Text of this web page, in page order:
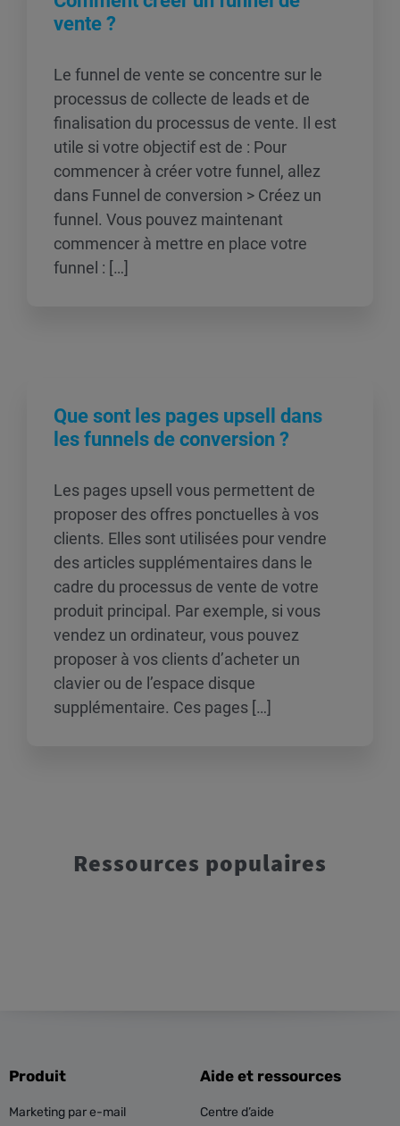
vente ?
Le funnel de vente se concentre sur le
processus de collecte de leads et de
finalisation du processus de vente. Il est
utile si votre objectif est de : Pour
commencer à créer votre funnel, allez
dans Funnel de conversion > Créez un
funnel. Vous pouvez maintenant
commencer à mettre en place votre
funnel : […]
Que sont les pages upsell dans
les funnels de conversion ?
Les pages upsell vous permettent de
proposer des offres ponctuelles à vos
clients. Elles sont utilisées pour vendre
des articles supplémentaires dans le
cadre du processus de vente de votre
produit principal. Par exemple, si vous
vendez un ordinateur, vous pouvez
proposer à vos clients d’acheter un
clavier ou de l’espace disque
supplémentaire. Ces pages […]
Ressources populaires
Produit
Marketing par e-mail
Aide et ressources
Centre d’aide